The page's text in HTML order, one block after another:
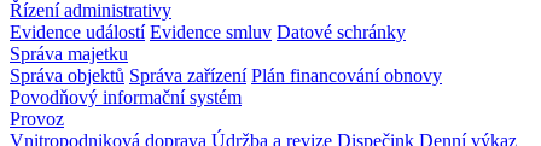
Řízení administrativy
Evidence událostí Evidence smluv Datové schránky
Správa majetku
Správa objektů Správa zařízení Plán financování obnovy
Povodňový informační systém
Provoz
Vnitropodniková doprava Údržba a revize Dispečink Denní výkaz